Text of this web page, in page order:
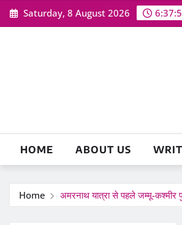
Skip
to
Saturday, 8 August 2026
HOME ABOUT US
Home अमरनाथ यात्रा से पहले जम्मू-कश्मीर